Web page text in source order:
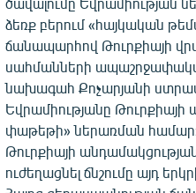
ձեռք բերում «հայկական
ճանապարհով Թուրքիայի
սահմանների
նախագահ Քոչարյանի
Եվրամիությանը Թուրքիայի
փաթեթի» ներառման
Թուրքիայի
ուժեղացնել ճնշումը այդ